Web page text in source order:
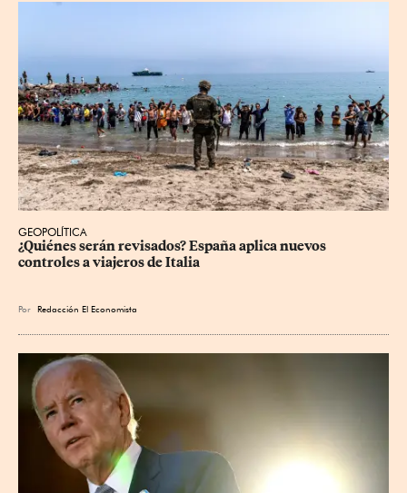
GEOPOLÍTICA
¿Quiénes serán revisados? España aplica nuevos
controles a viajeros de Italia
Por Redacción El Economista